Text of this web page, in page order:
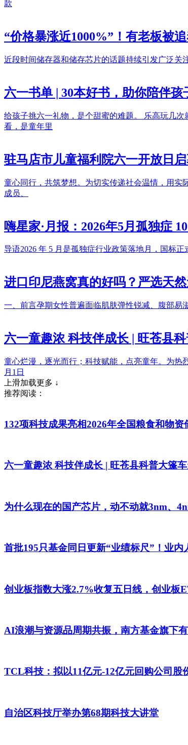
款
“价格暴涨近1000%”！有老板被
近段时间储存器和储存芯片的话题持续引发广泛关
六一书单 | 30本好书，助你陪伴孩
给孩子挑六一礼物，是个甜蜜的难题。 乐高玩几
看，是童年里
驻马店市儿童福利院六一开放日
童心同行，共筑梦想。为切实传递社会温情，用实
成员、
嗨星家·月报：2026年5月孤独症
导语2026 年 5 月是孤独症行业政策落地月，国标
进口印尼燕窝真的好吗？严选天
一、前言孕期女性普遍面临肌肤弹性锐减、腹部易
六一童趣浓 科技伴成长 | 旺苍县
童心烂漫，逐光而行；科技赋能，点亮童年。为热
月1日
上滑加载更多 ↓
推荐阅读：
132项科技成果亮相2026年全国粮食和物资
六一童趣浓 科技伴成长 | 旺苍县科普大篷
为什么现在的国产芯片，动不动就3nm、
首批195只基金同日更新“业绩标尺”！业内
创业板指数大涨2.7%收复五日线，创业板
AI浪潮与资源品周期共振，南方基金旗下
TCL科技：拟以11亿元-12亿元回购公司股
自治区科技厅举办第68期科技大讲堂